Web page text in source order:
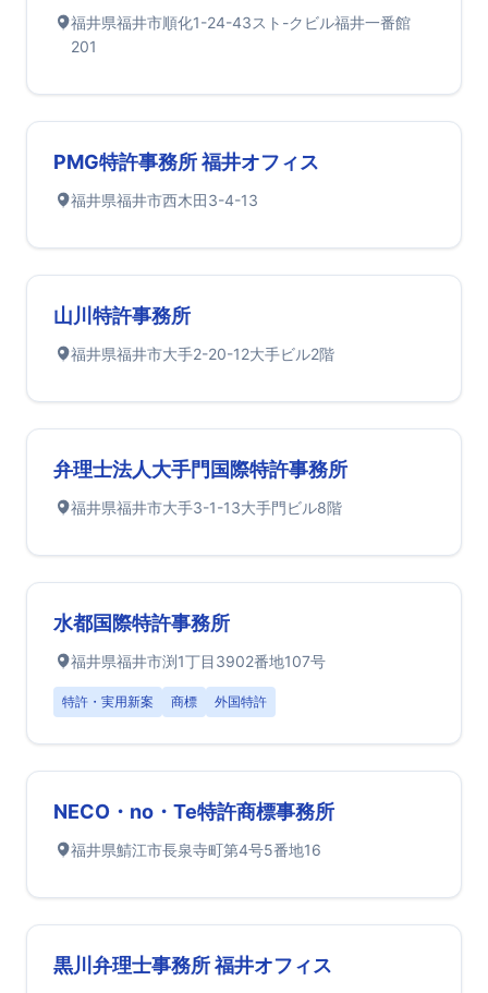
福井県福井市順化1-24-43スト-クビル福井一番館
201
PMG特許事務所 福井オフィス
福井県福井市西木田3-4-13
山川特許事務所
福井県福井市大手2-20-12大手ビル2階
弁理士法人大手門国際特許事務所
福井県福井市大手3-1-13大手門ビル8階
水都国際特許事務所
福井県福井市渕1丁目3902番地107号
特許・実用新案 商標 外国特許
NECO・no・Te特許商標事務所
福井県鯖江市長泉寺町第4号5番地16
黒川弁理士事務所 福井オフィス